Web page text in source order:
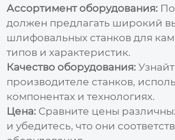
Ассортимент оборудования:
должен предлагать широкий
шлифовальных станков для
типов и характеристик.
Качество оборудования:
производителе станков,
компонентах и технологиях.
Цена: Сравните цены
и убедитесь, что они